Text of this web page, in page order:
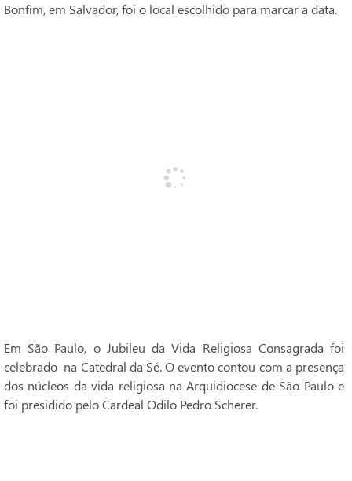
Bonfim, em Salvador, foi o local escolhido para marcar a data.
Em São Paulo, o Jubileu da Vida Religiosa Consagrada foi
celebrado na Catedral da Sé. O evento contou com a presença
dos núcleos da vida religiosa na Arquidiocese de São Paulo e
foi presidido pelo Cardeal Odilo Pedro Scherer.